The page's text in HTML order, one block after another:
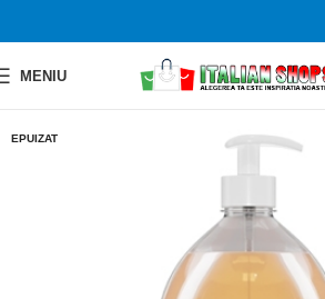
MENIU
EPUIZAT